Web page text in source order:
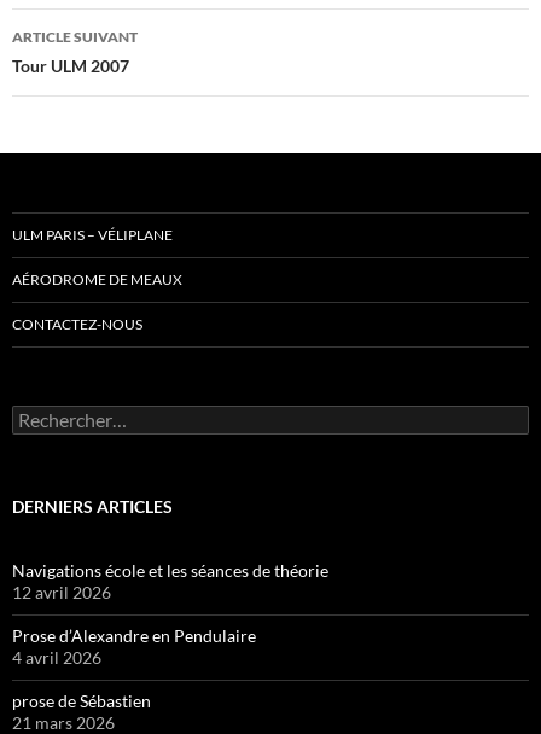
articles
ARTICLE SUIVANT
Tour ULM 2007
ULM PARIS – VÉLIPLANE
AÉRODROME DE MEAUX
CONTACTEZ-NOUS
Rechercher :
DERNIERS ARTICLES
Navigations école et les séances de théorie
12 avril 2026
Prose d’Alexandre en Pendulaire
4 avril 2026
prose de Sébastien
21 mars 2026